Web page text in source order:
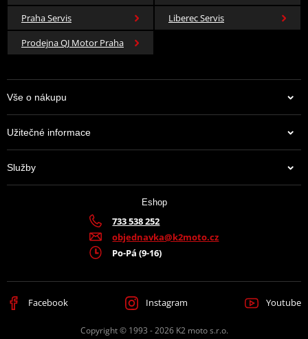
Praha Servis
Liberec Servis
Prodejna QJ Motor Praha
Vše o nákupu
Užitečné informace
Služby
Eshop
733 538 252
objednavka@k2moto.cz
Po-Pá (9-16)
Facebook Instagram Youtube
Copyright © 1993 - 2026 K2 moto s.r.o.